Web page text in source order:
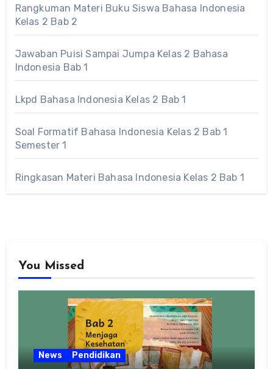
Rangkuman Materi Buku Siswa Bahasa Indonesia
Kelas 2 Bab 2
Jawaban Puisi Sampai Jumpa Kelas 2 Bahasa
Indonesia Bab 1
Lkpd Bahasa Indonesia Kelas 2 Bab 1
Soal Formatif Bahasa Indonesia Kelas 2 Bab 1
Semester 1
Ringkasan Materi Bahasa Indonesia Kelas 2 Bab 1
You Missed
News Pendidikan